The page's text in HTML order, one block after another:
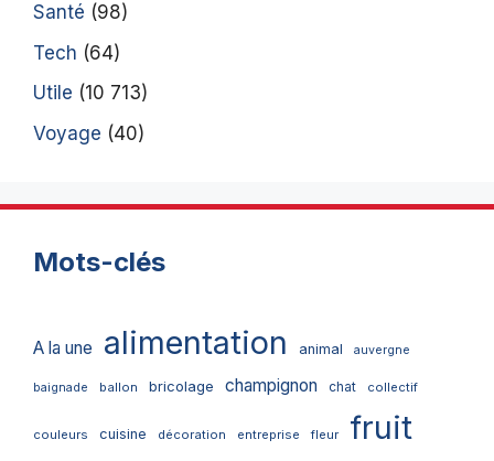
Santé (98)
Tech (64)
Utile (10 713)
Voyage (40)
Mots-clés
A la une alimentation animal auvergne
baignade ballon bricolage champignon chat collectif
couleurs cuisine décoration entreprise fleur fruit